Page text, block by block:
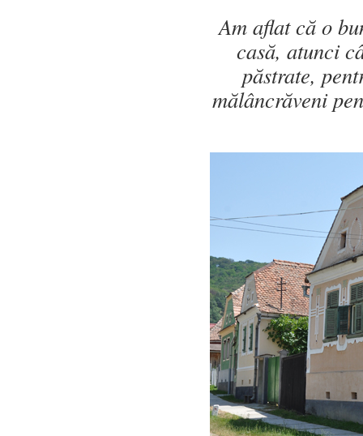
Am aflat că o
casă, atunci
păstrate,
mălâncrăveni